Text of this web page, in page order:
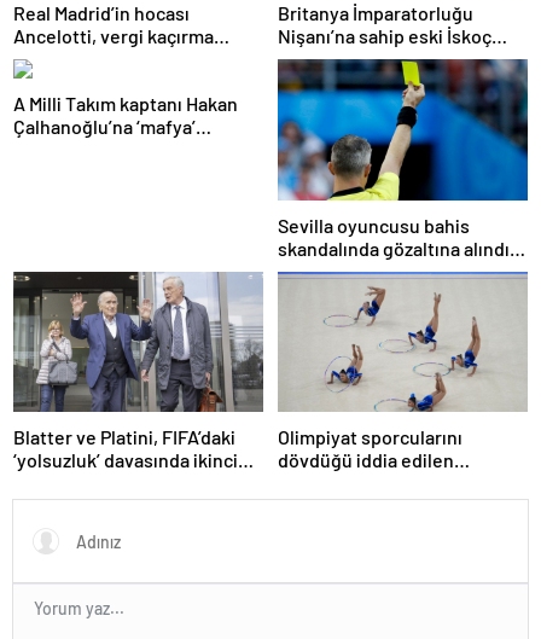
Real Madrid’in hocası
Ancelotti, vergi kaçırma
suçlamasıyla mahkemeye
çıkacak
Britanya İmparatorluğu
Nişanı’na sahip eski İskoç
kaptana aile içi şiddetten
kamu hizmeti cezası
A Milli Takım kaptanı Hakan
Çalhanoğlu’na ‘mafya’
Sevilla oyuncusu bahis
skandalında gözaltına alındı:
Son dakikalarda sarı kart
Blatter ve Platini, FIFA’daki
‘yolsuzluk’ davasında ikinci
Olimpiyat sporcularını
dövdüğü iddia edilen
men